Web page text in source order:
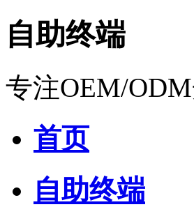
自助终端
专注OEM/
首页
自助终端